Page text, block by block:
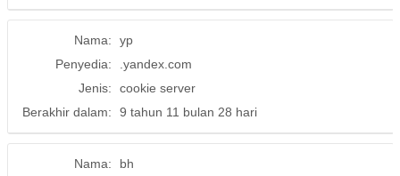
Nama:
yp
Penyedia:
.yandex.com
Jenis:
cookie server
Berakhir dalam:
9 tahun 11 bulan 28 hari
Nama:
bh